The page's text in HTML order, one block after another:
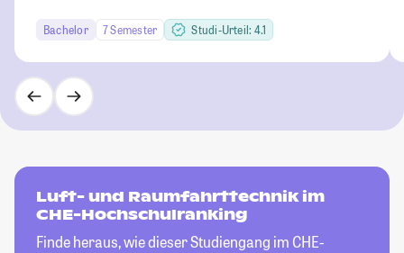
Bachelor 7 Semester Studi-Urteil: 4.1
Luft- und Raumfahrttechnik im
CHE-Hochschulranking
Finde heraus, wie dieser Studiengang im CHE-